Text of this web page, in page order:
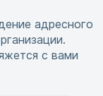
адресного
с вами